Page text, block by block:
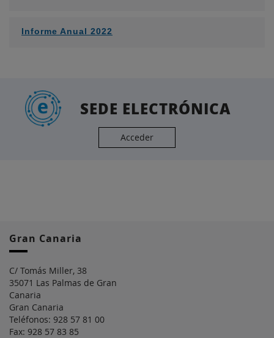
Informe Anual 2022
SEDE ELECTRÓNICA
Acceder
Gran Canaria
C/ Tomás Miller, 38
35071 Las Palmas de Gran
Canaria
Gran Canaria
Teléfonos: 928 57 81 00
Fax: 928 57 83 85